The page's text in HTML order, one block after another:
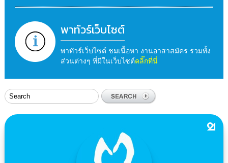
พาทัวร์เว็บไซต์
พาทัวร์เว็บไซต์ ชมเนื้อหา งานอาสาสมัคร รวมทั้ง
ส่วนต่างๆ ที่มีในเว็บไซต์คลิ๊กที่นี่